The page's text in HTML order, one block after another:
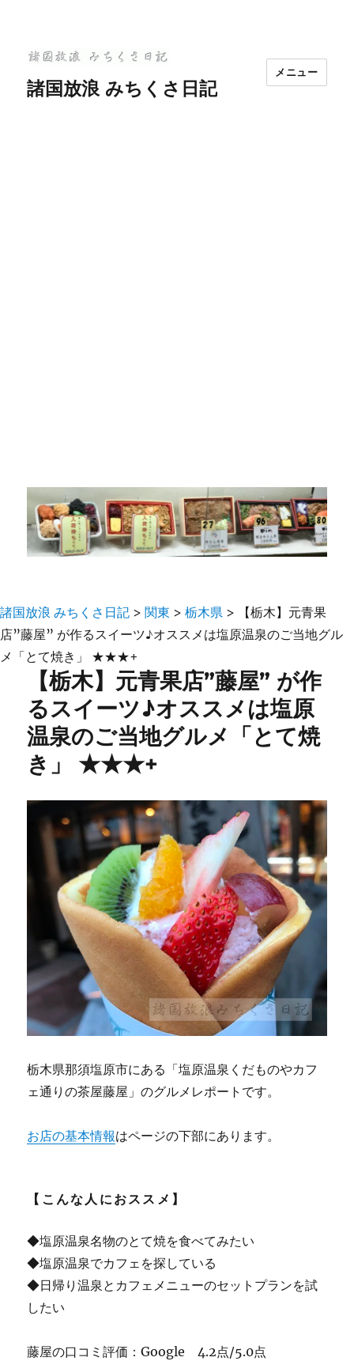
諸国放浪 みちくさ日記
メニュー
諸国放浪 みちくさ日記 > 関東 > 栃木県 >
【栃木】元青果
店”藤屋” が作るスイーツ♪オススメは塩原温泉のご当地グル
メ「とて焼き」 ★★★+
【栃木】元青果店”藤屋” が作
るスイーツ♪オススメは塩原
温泉のご当地グルメ「とて焼
き」 ★★★+
栃木県那須塩原市にある「塩原温泉くだものやカフ
ェ通りの茶屋藤屋」のグルメレポートです。
お店の基本情報はページの下部にあります。
【こんな人におススメ】
◆塩原温泉名物のとて焼を食べてみたい
◆塩原温泉でカフェを探している
◆日帰り温泉とカフェメニューのセットプランを試
したい
藤屋の口コミ評価：Google 4.2点/5.0点